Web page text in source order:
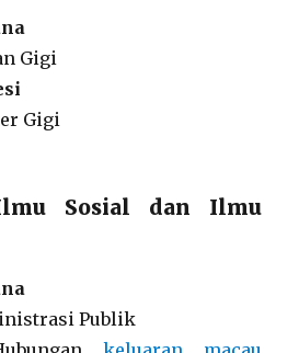
Gigi
Gigi
Sosial dan Ilmu
Publik